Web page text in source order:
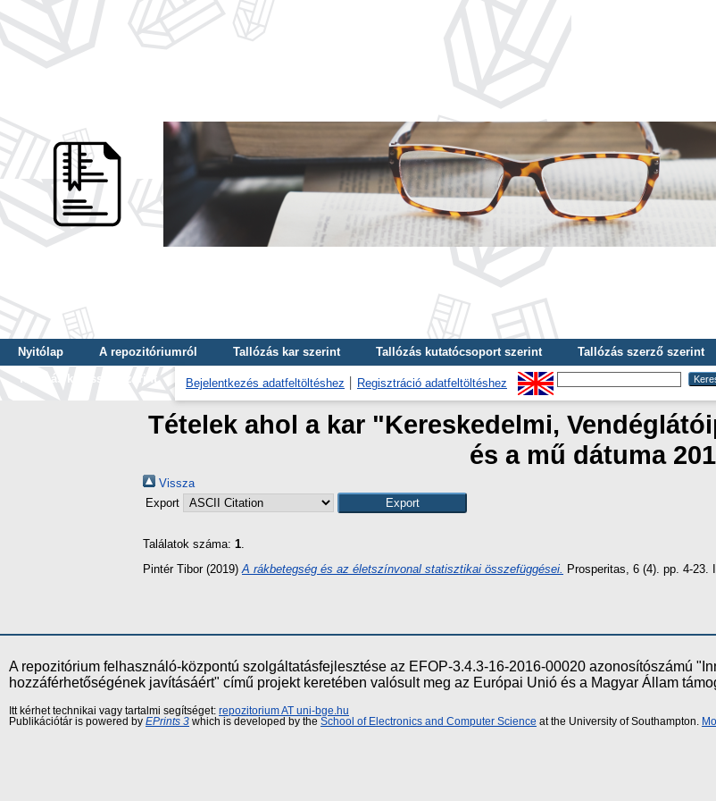
Nyitólap A repozitóriumról Tallózás kar szerint Tallózás kutatócsoport szerint Tallózás szerző szerint
Tallózás kulcsszó szerint
Bejelentkezés adatfeltöltéshez Regisztráció adatfeltöltéshez
Tételek ahol a kar "Kereskedelmi,
és a mű dátuma
Vissza
Export
Találatok száma: 1.
Pintér Tibor(2019) A rákbetegség és az életszínvonal statisztikai összefüggései. Prosperitas, 6 (4). pp. 4-23.
A repozitórium felhasználó-központú szolgáltatásfejlesztése az EFOP-3.4.3-16-2016-00020 azonosítószámú
hozzáférhetőségének javításáért" című projekt keretében valósult meg az Európai Unió és a Magyar Állam
Itt kérhet technikai vagy tartalmi segítséget: repozitorium AT uni-bge.hu
Publikációtár is powered by EPrints 3 which is developed by the School of Electronics and Computer Science at the University of Southampton.